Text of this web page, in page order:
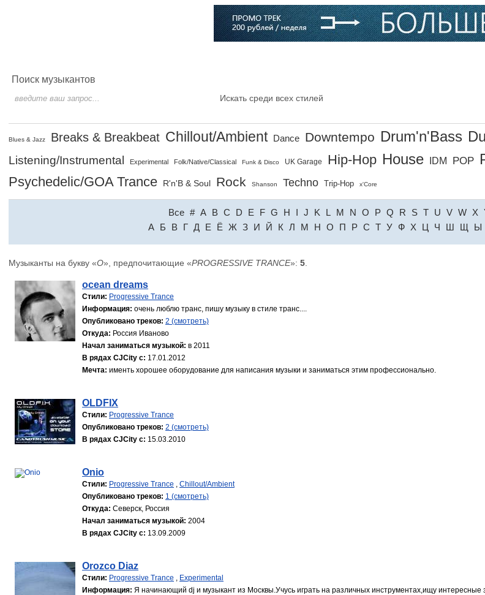
Поиск музыкантов
Искать среди всех стилей
Blues & Jazz Breaks & Breakbeat Chillout/Ambient Dance Downtempo Drum'n'Bass
Listening/Instrumental
Experimental Folk/Native/Classical Funk & Disco UK Garage Hip-Hop House IDM POP
Psychedelic/GOA Trance R'n'B & Soul Rock Shanson Techno Trip-Hop x'Core
Все # A B C D E F G H I J K L M N O P Q R S T U V W X
A Б В Г Д Е Ё Ж З И Й К Л М Н О П Р С Т У Ф Х Ц Ч Ш Щ Ы
Музыканты на букву «O», предпочитающие «PROGRESSIVE TRANCE»: 5
ocean dreams
Стили: Progressive Trance
Информация: очень люблю транс, пишу музыку в стиле транс....
Опубликовано треков: 2 (смотреть)
Откуда: Россия Иваново
Начал заниматься музыкой: в 2011
В рядах CJCity с: 17.01.2012
Мечта: именть хорошее оборудование для написания музыки и заниматься этим профессионально.
OLDFIX
Стили: Progressive Trance
Опубликовано треков: 2 (смотреть)
В рядах CJCity с: 15.03.2010
Onio
Стили: Progressive Trance , Chillout/Ambient
Опубликовано треков: 1 (смотреть)
Откуда: Северск, Россия
Начал заниматься музыкой: 2004
В рядах CJCity с: 13.09.2009
Orozco Diaz
Стили: Progressive Trance , Experimental
Информация: Я начинающий dj и музыкант из Москвы.Учусь играть на различных инструментах,ищу интересные